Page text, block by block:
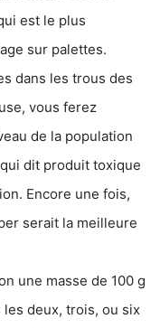
est le plus
sur palettes.
dans les trous des
vous ferez
de la population
dit produit toxique
Encore une fois,
serait la meilleure
une masse de 100 g
deux, trois, ou six